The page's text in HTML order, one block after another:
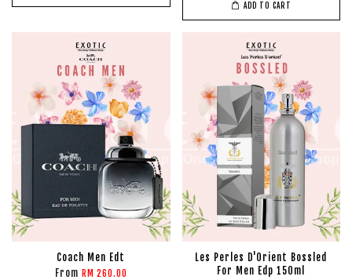
ADD TO CART
Coach Men Edt
From RM 260.00
Les Perles D'Orient Bossled
For Men Edp 150ml